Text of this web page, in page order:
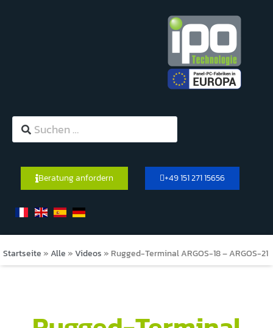
Beratung anfordern +49 151 271 15656
Startseite » Alle » Videos » Rugged-Terminal ARGOS-18 – ARGOS-21